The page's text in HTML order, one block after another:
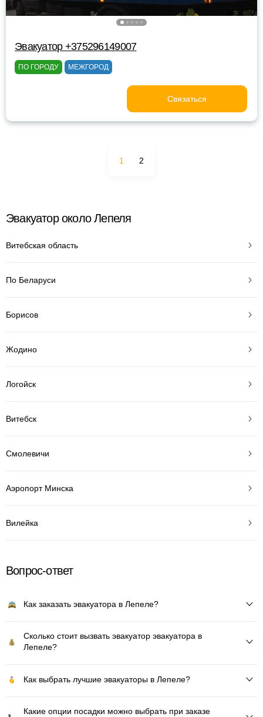
Эвакуатор +375296149007
ПО ГОРОДУ МЕЖГОРОД
Связаться
1 2
Эвакуатор около Лепеля
Витебская область
По Беларуси
Борисов
Жодино
Логойск
Витебск
Смолевичи
Аэропорт Минска
Вилейка
Вопрос-ответ
Как заказать эвакуатора в Лепеле?
Сколько стоит вызвать эвакуатор эвакуатора в
Лепеле?
Как выбрать лучшие эвакуаторы в Лепеле?
Какие опции посадки можно выбрать при заказе